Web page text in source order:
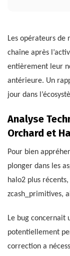
Les opérateurs de
chaîne après
entièrement leur
antérieure. Un
jour dans
Analyse
Orchard et
Pour bien
plonger dans les
halo2 plus
zcash_primitives,
Le bug concernait
potentiellement
correction a